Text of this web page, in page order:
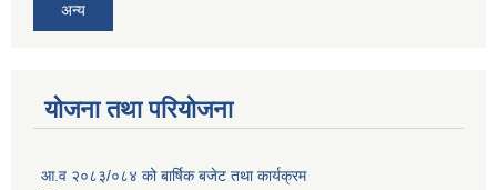
अन्य
योजना तथा परियोजना
आ.व २०८३/०८४ को बार्षिक बजेट तथा कार्यक्रम